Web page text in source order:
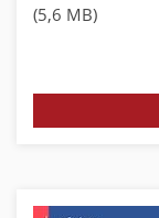
(5,6 MB)